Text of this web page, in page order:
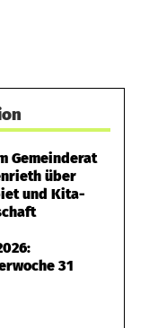
Gemeinderat
über
und Kita-
31